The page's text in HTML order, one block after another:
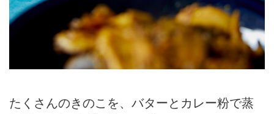
たくさんのきのこを、バターとカレー粉で蒸